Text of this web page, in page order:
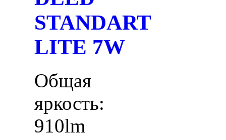
STANDART
LITE 7W
Общая
яркость:
910lm